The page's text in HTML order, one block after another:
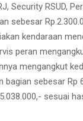
Security RSUD,
sebesar
kendaraan
peran
mengangkut
sebesar Rp
sesuai